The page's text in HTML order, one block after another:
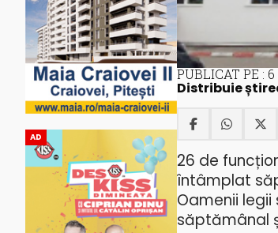
AD
PUBLICAT PE :
Distribuie
26 de
întâmplat
Oamenii
săptămânal